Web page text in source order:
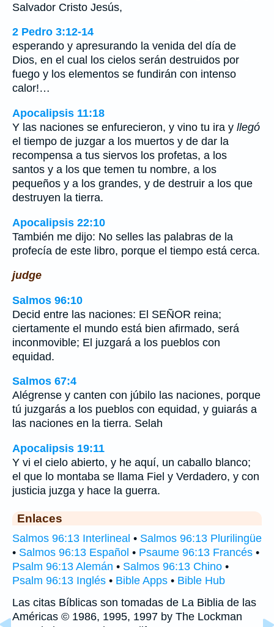
Salvador Cristo Jesús,
2 Pedro 3:12-14
esperando y apresurando la venida del día de
Dios, en el cual los cielos serán destruidos por
fuego y los elementos se fundirán con intenso
calor!…
Apocalipsis 11:18
Y las naciones se enfurecieron, y vino tu ira y llegó
el tiempo de juzgar a los muertos y de dar la
recompensa a tus siervos los profetas, a los
santos y a los que temen tu nombre, a los
pequeños y a los grandes, y de destruir a los que
destruyen la tierra.
Apocalipsis 22:10
También me dijo: No selles las palabras de la
profecía de este libro, porque el tiempo está cerca.
judge
Salmos 96:10
Decid entre las naciones: El SEÑOR reina;
ciertamente el mundo está bien afirmado, será
inconmovible; El juzgará a los pueblos con
equidad.
Salmos 67:4
Alégrense y canten con júbilo las naciones, porque
tú juzgarás a los pueblos con equidad, y guiarás a
las naciones en la tierra. Selah
Apocalipsis 19:11
Y vi el cielo abierto, y he aquí, un caballo blanco;
el que lo montaba se llama Fiel y Verdadero, y con
justicia juzga y hace la guerra.
Enlaces
Salmos 96:13 Interlineal • Salmos 96:13 Plurilingüe
• Salmos 96:13 Español • Psaume 96:13 Francés •
Psalm 96:13 Alemán • Salmos 96:13 Chino •
Psalm 96:13 Inglés • Bible Apps • Bible Hub
Las citas Bíblicas son tomadas de La Biblia de las
Américas © 1986, 1995, 1997 by The Lockman